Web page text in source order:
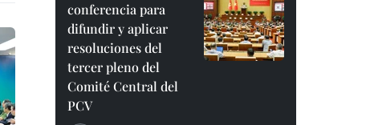
conferencia para
difundir y aplicar
resoluciones del
tercer pleno del
Comité Central del
PCV